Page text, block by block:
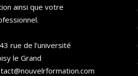
ainsi que votre
rue de l’université
le Grand